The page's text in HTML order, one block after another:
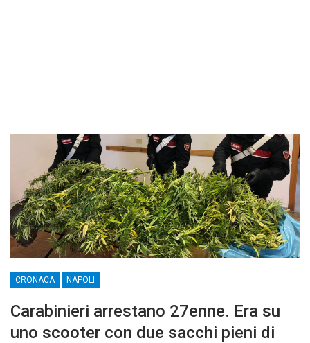
CRONACA NAPOLI
Carabinieri arrestano 27enne. Era su
uno scooter con due sacchi pieni di